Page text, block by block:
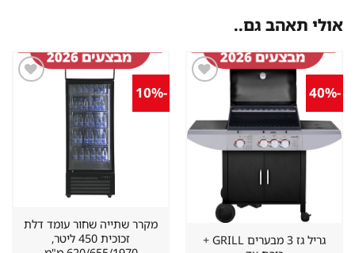
אולי תאהב גם..
במועדפים
גריל גז 3 מבערים GRILL +
מקרר שתייה שחור עומד דלת
זכוכית 450 ליטר,